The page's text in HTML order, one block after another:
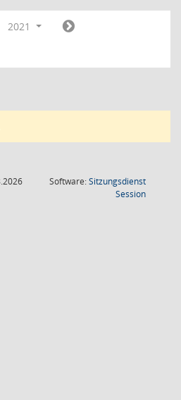
2021
Software:Sitzungsdienst
Session(Wird in